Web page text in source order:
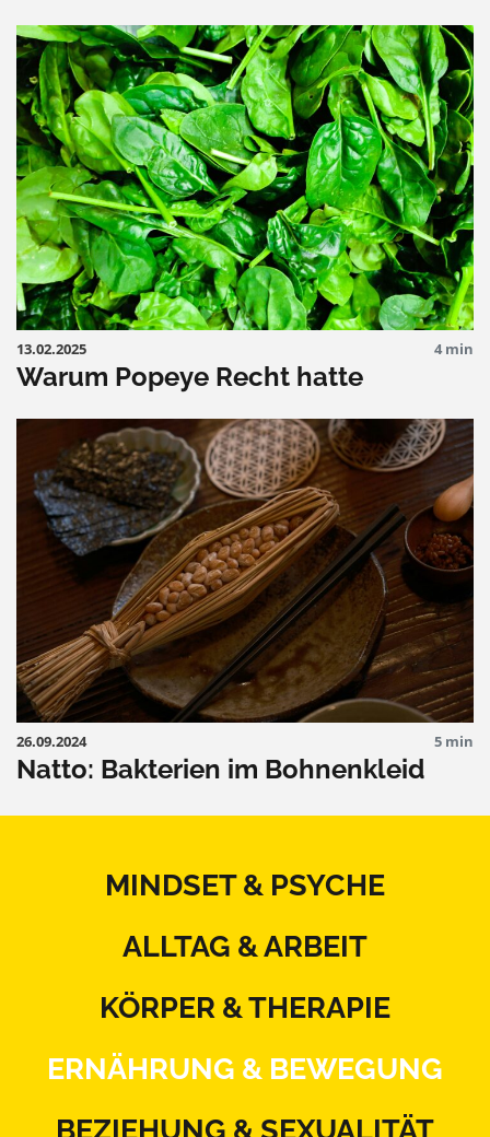
13.02.2025 4 min
Warum Popeye Recht hatte
26.09.2024 5 min
Natto: Bakterien im Bohnenkleid
MINDSET & PSYCHE
ALLTAG & ARBEIT
KÖRPER & THERAPIE
ERNÄHRUNG & BEWEGUNG
BEZIEHUNG & SEXUALITÄT